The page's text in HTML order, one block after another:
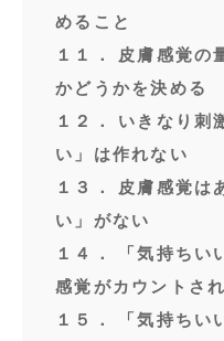
めること
１１． 皮膚感覚の
かどうかを決める
１２． いきなり刺
い」は作れない
１３． 皮膚感覚は
い」がない
１４． 「気持ちい
感覚がカウントさ
１５． 「気持ちい